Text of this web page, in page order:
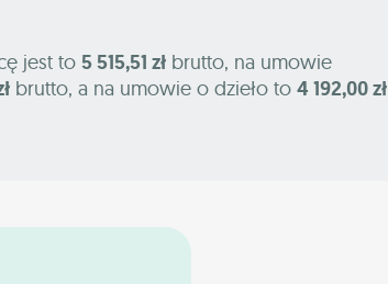
jest to 5 515,51 zł brutto, na umowie
brutto, a na umowie o dzieło to 4 192,00 zł